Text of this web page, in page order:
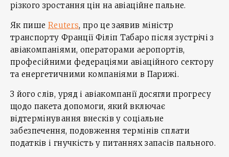
різкого зростання цін на авіаційне пальне.
Як пише Reuters, про це заявив міністр
транспорту Франції Філіп Табаро після зустрічі з
авіакомпаніями, операторами аеропортів,
професійними федераціями авіаційного сектору
та енергетичними компаніями в Парижі.
З його слів, уряд і авіакомпанії досягли прогресу
щодо пакета допомоги, який включає
відтермінування внесків у соціальне
забезпечення, подовження термінів сплати
податків і гнучкість у питаннях запасів пального.